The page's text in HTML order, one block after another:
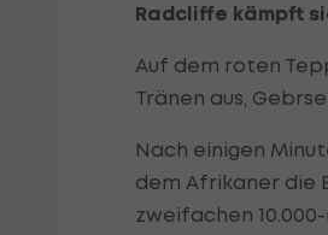
Radcliffe kämpft
Auf dem roten
Tränen aus,
Nach einigen
dem Afrikaner die
zweifachen